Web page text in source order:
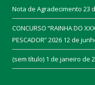
Nota de Agradecimento 23
CONCURSO “RAINHA DO
PESCADOR” 2026 12 de
(sem título) 1 de janeiro de